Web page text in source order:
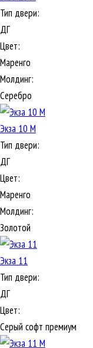
Тип двери:
ДГ
Цвет:
Маренго
Молдинг:
Серебро
Экза 10 М
Тип двери:
ДГ
Цвет:
Маренго
Молдинг:
Золотой
Экза 11
Тип двери:
ДГ
Цвет:
Серый софт премиум